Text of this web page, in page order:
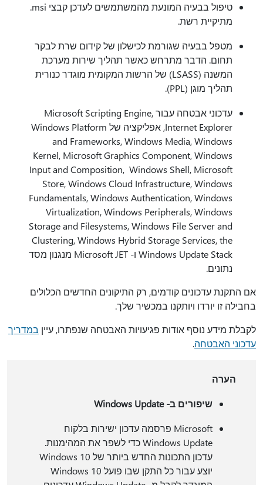
טיפול בבעיה המונעת מהמשתמשים לעדכן קבצי msi.
מתיקיית רשת.
מטפל בבעיה שגורמת לכישלון של קידום שרת לבקר
תחום. הדבר מתרחש כאשר תהליך שירות מערכת
המשנה (LSASS) של הרשות המקומית מוגדר כנורית
תהליך מוגן (PPL).
עדכוני אבטחה עבור Microsoft Scripting Engine,
Internet Explorer, אפליקציה של Windows Platform
and Frameworks, Windows Media, Windows
Kernel, Microsoft Graphics Component, Windows
Input and Composition, Windows Shell, Microsoft
Store, Windows Cloud Infrastructure, Windows
Fundamentals, Windows Authentication, Windows
Virtualization, Windows Peripherals, Windows
Storage and Filesystems, Windows File Server and
Clustering, Windows Hybrid Storage Services, the
Windows Update Stack ו- Microsoft JET מנגנון מסד
נתונים.
אם התקנת עדכונים קודמים, רק התיקונים החדשים הכלולים
בחבילה זו יורדו ויותקנו במכשיר שלך.
לקבלת מידע נוסף אודות פגיעויות האבטחה שנפתרו, עיין במדריך
עדכוני האבטחה.
הערה
שיפורים ב- Windows Update
Microsoft פרסמה עדכון ישירות בלקוח
Windows Update כדי לשפר את המהימנות.
עדכון התכונות החדש ביותר של Windows 10
יוצע עבור כל התקן שבו פועל Windows 10